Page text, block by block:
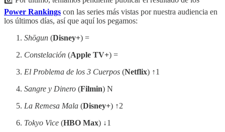
Power Rankings con las series más vistas por nuestra audiencia en
los últimos días, así que aquí los pegamos:
Shōgun (Disney+) =
Constelación (Apple TV+) =
El Problema de los 3 Cuerpos (Netflix) ↑1
Sangre y Dinero (Filmin) N
La Remesa Mala (Disney+) ↑2
Tokyo Vice (HBO Max) ↓1